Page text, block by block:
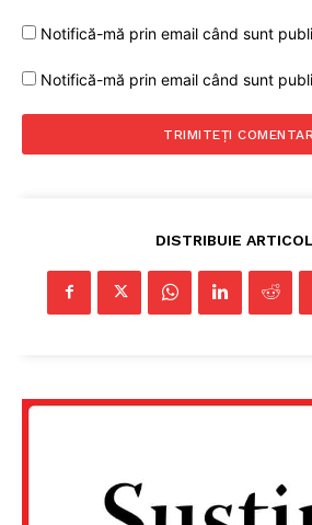
PRESShub
Despre noi / Echipa
Rețea
Notifică-mă prin email când sunt
Notifică-mă prin email când sunt
DISTRIBUIE